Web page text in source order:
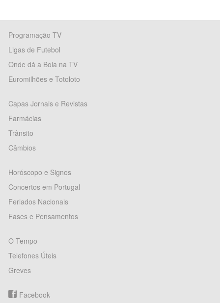
Programação TV
Ligas de Futebol
Onde dá a Bola na TV
Euromilhões e Totoloto
Capas Jornais e Revistas
Farmácias
Trânsito
Câmbios
Horóscopo e Signos
Concertos em Portugal
Feriados Nacionais
Fases e Pensamentos
O Tempo
Telefones Úteis
Greves
Facebook